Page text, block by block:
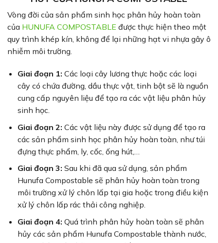
Vòng đời của sản phẩm sinh học phân hủy hoàn toàn
của HUNUFA COMPOSTABLE được thực hiện theo một
quy trình khép kín, không để lại những hạt vi nhựa gây ô
nhiễm môi trường.
Giai đoạn 1: Các loại cây lương thực hoặc các loại
cây có chứa đường, dầu thực vật, tinh bột sẽ là nguồn
cung cấp nguyên liệu để tạo ra các vật liệu phân hủy
sinh học.
Giai đoạn 2: Các vật liệu này được sử dụng để tạo ra
các sản phẩm sinh học phân hủy hoàn toàn, như túi
đựng thực phẩm, ly, cốc, ống hút,…
Giai đoạn 3: Sau khi đã qua sử dụng, sản phẩm
Hunufa Compostable sẽ phân hủy hoàn toàn trong
môi trường xử lý chôn lấp tại gia hoặc trong điều kiện
xử lý chôn lấp rác thải công nghiệp.
Giai đoạn 4: Quá trình phân hủy hoàn toàn sẽ phân
hủy các sản phẩm Hunufa Compostable thành nước,